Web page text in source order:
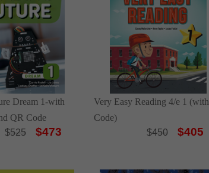
Dream 1-with
QR Code
$525 $473
Very Easy Reading 4/e 1 (with
Code)
$450 $405